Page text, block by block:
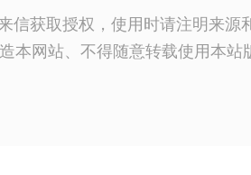
信获取授权，使用时请注明来源
本网站、不得随意转载使用本站